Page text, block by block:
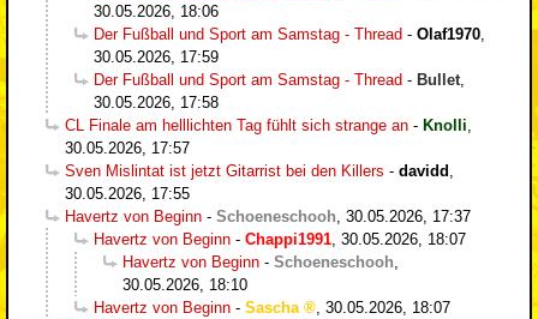
30.05.2026, 18:06
Der Fußball und Sport am Samstag - Thread - Olaf1970
30.05.2026, 17:59
Der Fußball und Sport am Samstag - Thread - Bullet
30.05.2026, 17:58
CL Finale am helllichten Tag fühlt sich strange an - Knolli
30.05.2026, 17:57
Sven Mislintat ist jetzt Gitarrist bei den Killers - davidd
30.05.2026, 17:55
Havertz von Beginn - Schoeneschooh 30.05.2026, 17:37
Havertz von Beginn - Chappi1991 30.05.2026, 18:07
Havertz von Beginn - Schoeneschooh
30.05.2026, 18:10
Havertz von Beginn - Sascha
30.05.2026, 18:07